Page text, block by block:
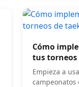
Cómo
tus
Empieza a
campeonatos